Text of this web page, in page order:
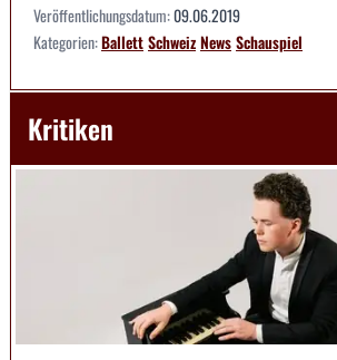
Veröffentlichungsdatum:09.06.2019
Kategorien:BallettSchweizNewsSchauspiel
Kritiken